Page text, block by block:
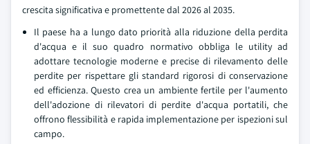
crescita significativa e promettente dal 2026 al 2035.
Il paese ha a lungo dato priorità alla riduzione della perdita
d'acqua e il suo quadro normativo obbliga le utility ad
adottare tecnologie moderne e precise di rilevamento delle
perdite per rispettare gli standard rigorosi di conservazione
ed efficienza. Questo crea un ambiente fertile per l'aumento
dell'adozione di rilevatori di perdite d'acqua portatili, che
offrono flessibilità e rapida implementazione per ispezioni sul
campo.